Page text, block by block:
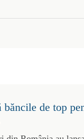
băncile de top